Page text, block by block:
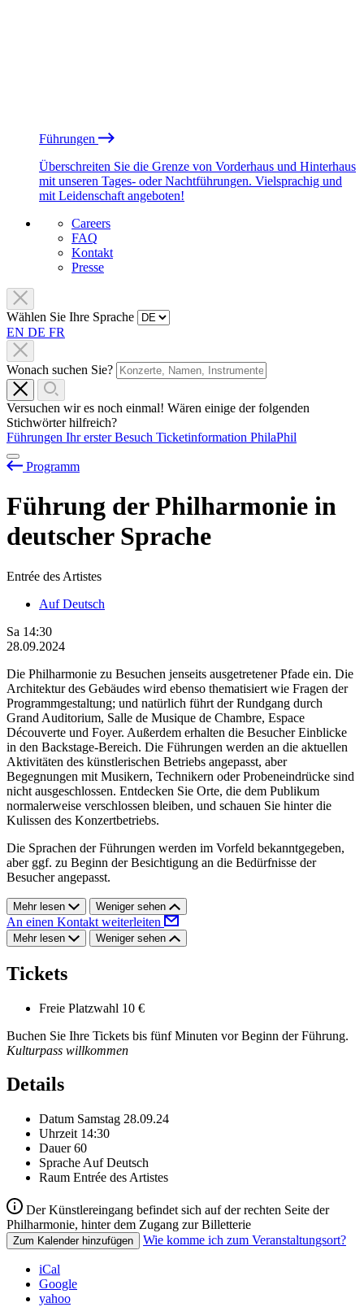
Führungen
Überschreiten Sie die Grenze von Vorderhaus und Hinterhaus
mit unseren Tages- oder Nachtführungen. Vielsprachig und
mit Leidenschaft angeboten!
Careers
FAQ
Kontakt
Presse
Wählen Sie Ihre Sprache
EN DE FR
Wonach suchen Sie?
Versuchen wir es noch einmal! Wären einige der folgenden
Stichwörter hilfreich?
Führungen Ihr erster Besuch Ticketinformation PhilaPhil
Programm
Führung der Philharmonie in
deutscher Sprache
Entrée des Artistes
Auf Deutsch
Sa 14:30
28.09.2024
Die Philharmonie zu Besuchen jenseits ausgetretener Pfade ein. Die
Architektur des Gebäudes wird ebenso thematisiert wie Fragen der
Programmgestaltung; und natürlich führt der Rundgang durch
Grand Auditorium, Salle de Musique de Chambre, Espace
Découverte und Foyer. Außerdem erhalten die Besucher Einblicke
in den Backstage-Bereich. Die Führungen werden an die aktuellen
Aktivitäten des künstlerischen Betriebs angepasst, aber
Begegnungen mit Musikern, Technikern oder Probeneindrücke sind
nicht ausgeschlossen. Entdecken Sie Orte, die dem Publikum
normalerweise verschlossen bleiben, und schauen Sie hinter die
Kulissen des Konzertbetriebs.
Die Sprachen der Führungen werden im Vorfeld bekanntgegeben,
aber ggf. zu Beginn der Besichtigung an die Bedürfnisse der
Besucher angepasst.
Mehr lesen Weniger sehen
An einen Kontakt weiterleiten
Mehr lesen Weniger sehen
Tickets
Freie Platzwahl 10 €
Buchen Sie Ihre Tickets bis fünf Minuten vor Beginn der Führung.
Kulturpass willkommen
Details
Datum Samstag 28.09.24
Uhrzeit 14:30
Dauer 60
Sprache Auf Deutsch
Raum Entrée des Artistes
Der Künstlereingang befindet sich auf der rechten Seite der
Philharmonie, hinter dem Zugang zur Billetterie
Zum Kalender hinzufügen Wie komme ich zum Veranstaltungsort?
iCal
Google
yahoo